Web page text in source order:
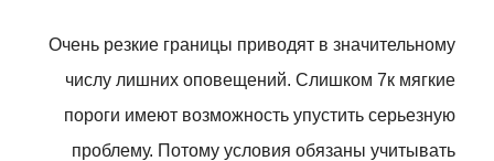
Очень резкие границы приводят в значительному
числу лишних оповещений. Слишком 7к мягкие
пороги имеют возможность упустить серьезную
проблему. Потому условия обязаны учитывать